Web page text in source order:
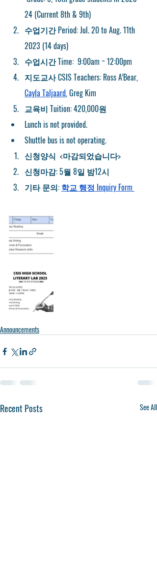
24 (Current 8th & 9th)
수업기간 Period: Jul. 20 to Aug. 11th
2023 (14 days)
수업시간 Time:
  9:00am ~ 12:00pm
지도교사 CSIS Teachers: Ross A’Bear,
Cayla Taljaard, Greg Kim
교육비 Tuition: 420,000원
Lunch is not provided.
Shuttle bus is not operating.
신청양식  <마감되었습니다>
신청마감: 5월 8일 밤12시
기타 문의: 학교 행정 Inquiry Form
Announcements
Recent Posts See All